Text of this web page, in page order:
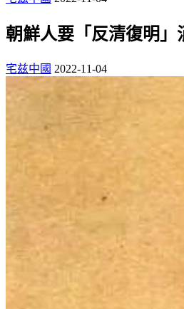
朝鮮人要「反清復明」
宅兹中國 2022-11-04